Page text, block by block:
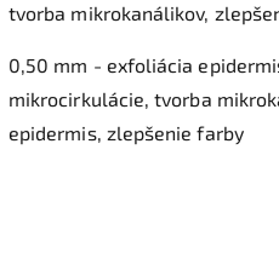
tvorba mikrokanálikov,
0,50 mm - exfoliácia
mikrocirkulácie, tvorba
epidermis, zlepšenie farby